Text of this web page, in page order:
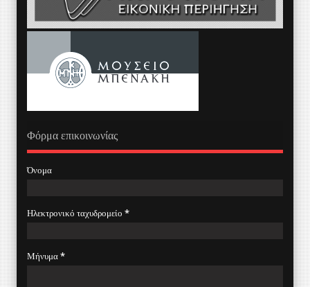
Φόρμα επικοινωνίας
Όνομα
Ηλεκτρονικό ταχυδρομείο *
Μήνυμα*